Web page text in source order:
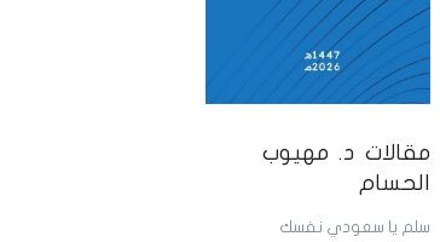
مقالات د. مهيوب
الحسام
سلم يا سعودي نفسك